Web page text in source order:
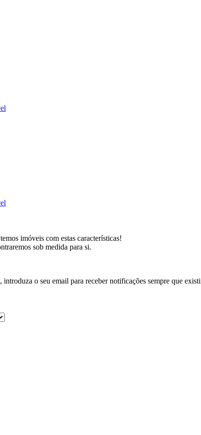
imóveis com estas características!
sob medida para si.
introduza o seu email para receber notificações sempre que